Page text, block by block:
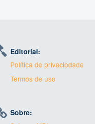
Editorial:
Política de privaciodade
Termos de uso
Sobre: